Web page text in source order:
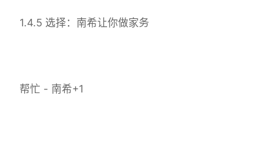
1.4.5 选择：南希让你做家务
帮忙 - 南希+1